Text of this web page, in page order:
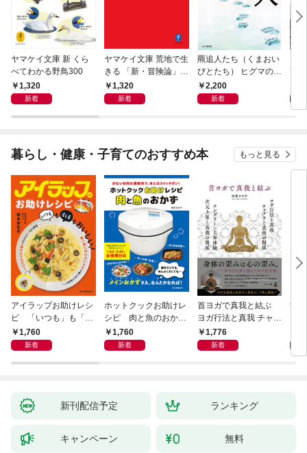
ヤマケイ文庫 新 くら
べてわかる野鳥300
1,320
新着
ヤマケイ文庫 荒地で生
きる 「新・冒険論」改
訂1,320
新着
羆追人たち（くまおい
びとたち） ヒグマの虜
になった10人
2,200
新着
改
暮らし・健康・子育てのおすすめ本 もっと見る
アイラップお助けレシ
ピ 「いつも」も「も
しも」もおいしい！
1,760
新着
ホットクックお助けレ
シピ 肉と魚のおか
ず 少ない材料＆調味
料で、あとはスイッチ
1,760
新着
首ヨガで真我と結ぶ
ヨガ行法と真我 チャク
ラと真我の関係 クンダ
リーニ上昇体験 次元上
1,776
新着
す
新刊配信予定 ランキング
キャンペーン 無料